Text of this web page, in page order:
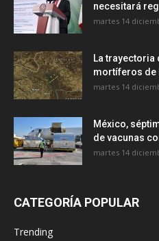
necesitará
martes 14
La trayectoria
mortíferos de
martes 14
México,
de vacunas
martes 14
CATEGORÍA POPULAR
Trending